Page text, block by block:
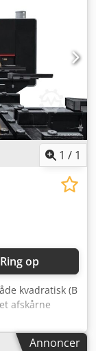
1 / 1
Ring op
kvadratisk (B
afskårne
længde i
længde
41 kW
Annoncer